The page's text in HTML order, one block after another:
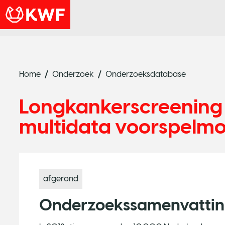
Home Onderzoek Onderzoeksdatabase
multidata
afgerond